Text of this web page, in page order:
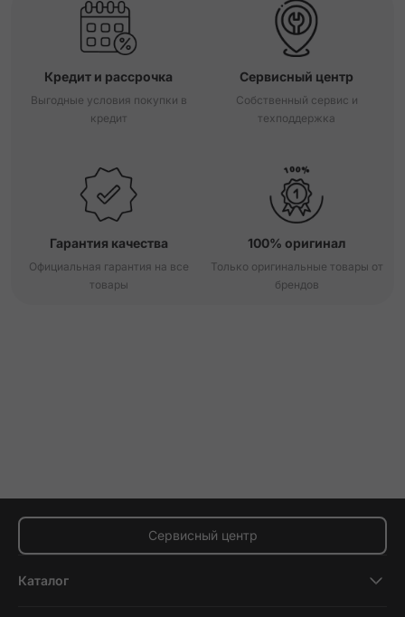
Кредит и рассрочка
Выгодные условия покупки в
кредит
Сервисный центр
Собственный сервис и
техподдержка
Гарантия качества
Официальная гарантия на все
товары
100% оригинал
Только оригинальные товары от
брендов
Сервисный центр
Каталог